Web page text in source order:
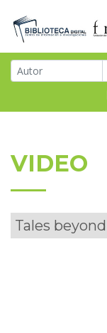
VIDEO
Tales